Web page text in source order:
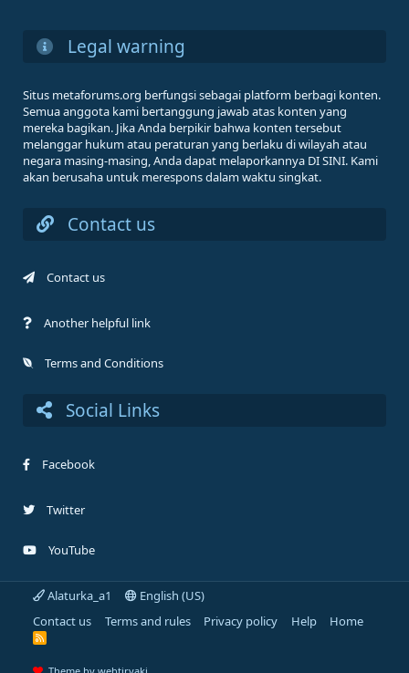
Legal warning
Situs metaforums.org berfungsi sebagai platform berbagi konten.
Semua anggota kami bertanggung jawab atas konten yang
mereka bagikan. Jika Anda berpikir bahwa konten tersebut
melanggar hukum atau peraturan yang berlaku di wilayah atau
negara masing-masing, Anda dapat melaporkannya DI SINI. Kami
akan berusaha untuk merespons dalam waktu singkat.
Contact us
Contact us
Another helpful link
Terms and Conditions
Social Links
Facebook
Twitter
YouTube
Alaturka_a1
English (US)
Contact us
Terms and rules Privacy policy Help Home
R
S